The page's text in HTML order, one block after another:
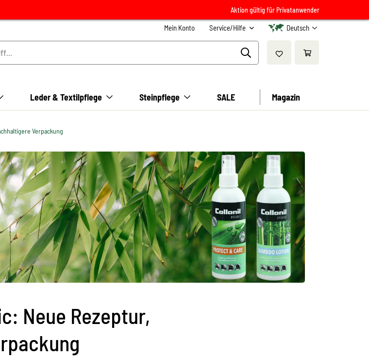
Aktion gültig für Privatanwender
Mein Konto Service/Hilfe Deutsch
Leder & Textilpflege Steinpflege SALE Magazin
Verpackung
Neue Rezeptur,